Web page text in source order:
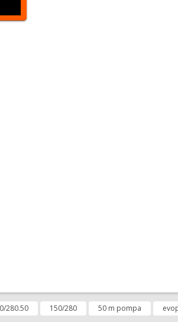
noktaları öneri formunu kullanarak
280.50 150/280 50 m pompa